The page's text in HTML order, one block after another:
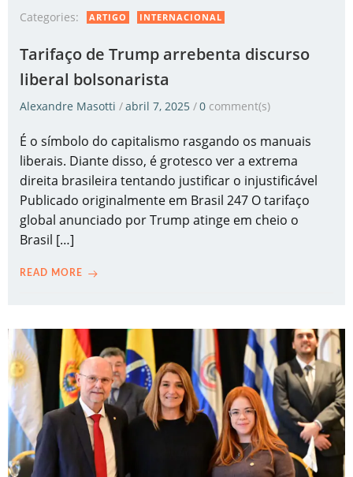
Categories: ARTIGO INTERNACIONAL
Tarifaço de Trump arrebenta discurso
liberal bolsonarista
Alexandre Masotti /abril 7, 2025 /0 comment(s)
É o símbolo do capitalismo rasgando os manuais
liberais. Diante disso, é grotesco ver a extrema
direita brasileira tentando justificar o injustificável
Publicado originalmente em Brasil 247 O tarifaço
global anunciado por Trump atinge em cheio o
Brasil […]
READ MORE